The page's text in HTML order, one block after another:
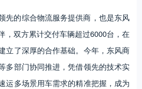
先的综合物流服务提供商，也是东风
，双方累计交付车辆超过6000台，在
立了深厚的合作基础。今年，东风商
多部门协同推进，凭借领先的技术实
运多场景用车需求的精准把握，成为